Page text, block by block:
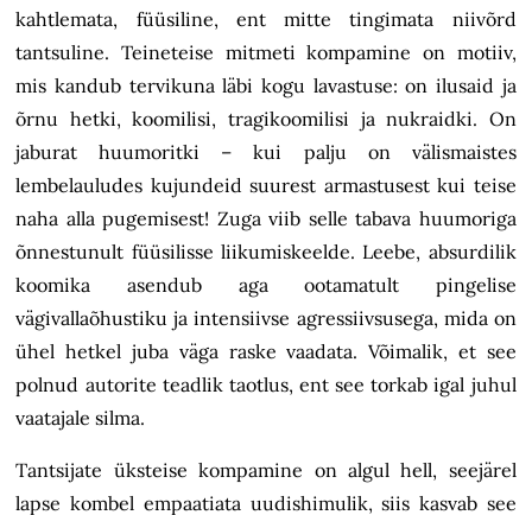
kahtlemata, füüsiline, ent mitte tingimata niivõrd
tantsuline. Teineteise mitmeti kompamine on motiiv,
mis kandub tervikuna läbi kogu lavastuse: on ilusaid ja
õrnu hetki, koomilisi, tragikoomilisi ja nukraidki. On
jaburat huumoritki – kui palju on välismaistes
lembelauludes kujundeid suurest armastusest kui teise
naha alla pugemisest! Zuga viib selle tabava huumoriga
õnnestunult füüsilisse liikumiskeelde. Leebe, absurdilik
koomika asendub aga ootamatult pingelise
vägivallaõhustiku ja intensiivse agressiivsusega, mida on
ühel hetkel juba väga raske vaadata. Võimalik, et see
polnud autorite teadlik taotlus, ent see torkab igal juhul
vaatajale silma.
Tantsijate üksteise kompamine on algul hell, seejärel
lapse kombel empaatiata uudishimulik, siis kasvab see